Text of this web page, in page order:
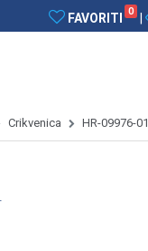
FAVORITI 0
Crikvenica HR-09976-01